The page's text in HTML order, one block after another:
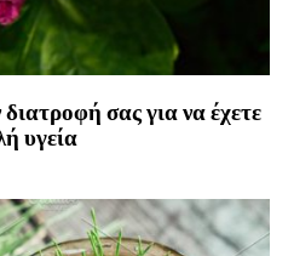
σας για να έχετε
υγεία